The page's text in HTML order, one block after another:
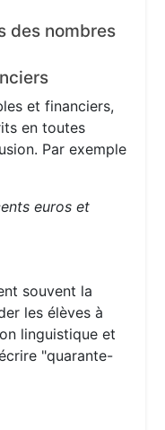
des nombres
et financiers,
en toutes
Par exemple
euros et
souvent la
les élèves à
linguistique et
"quarante-